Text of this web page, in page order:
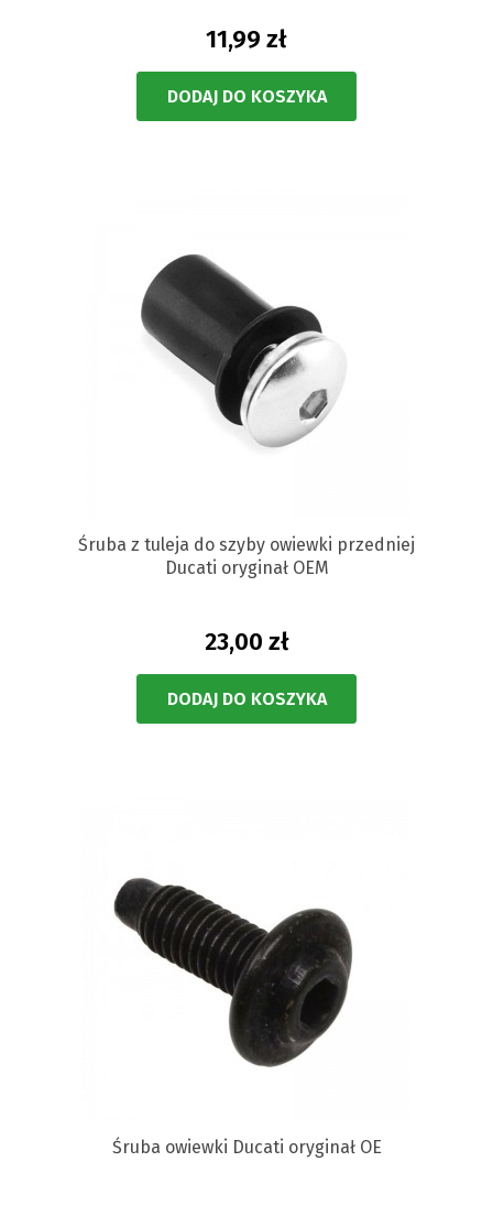
11,99 zł
DODAJ DO KOSZYKA
Śruba z tuleja do szyby owiewki przedniej
Ducati oryginał OEM
23,00 zł
DODAJ DO KOSZYKA
Śruba owiewki Ducati oryginał OE